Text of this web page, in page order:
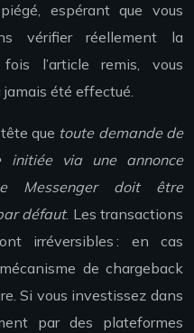
espérant que vous
vérifier réellement la
l’article remis, vous
jamais été effectué.
que toute demande de
initiée via une annonce
Messenger doit être
défaut. Les transactions
irréversibles : en cas
de chargeback
Si vous investissez dans
par des plateformes